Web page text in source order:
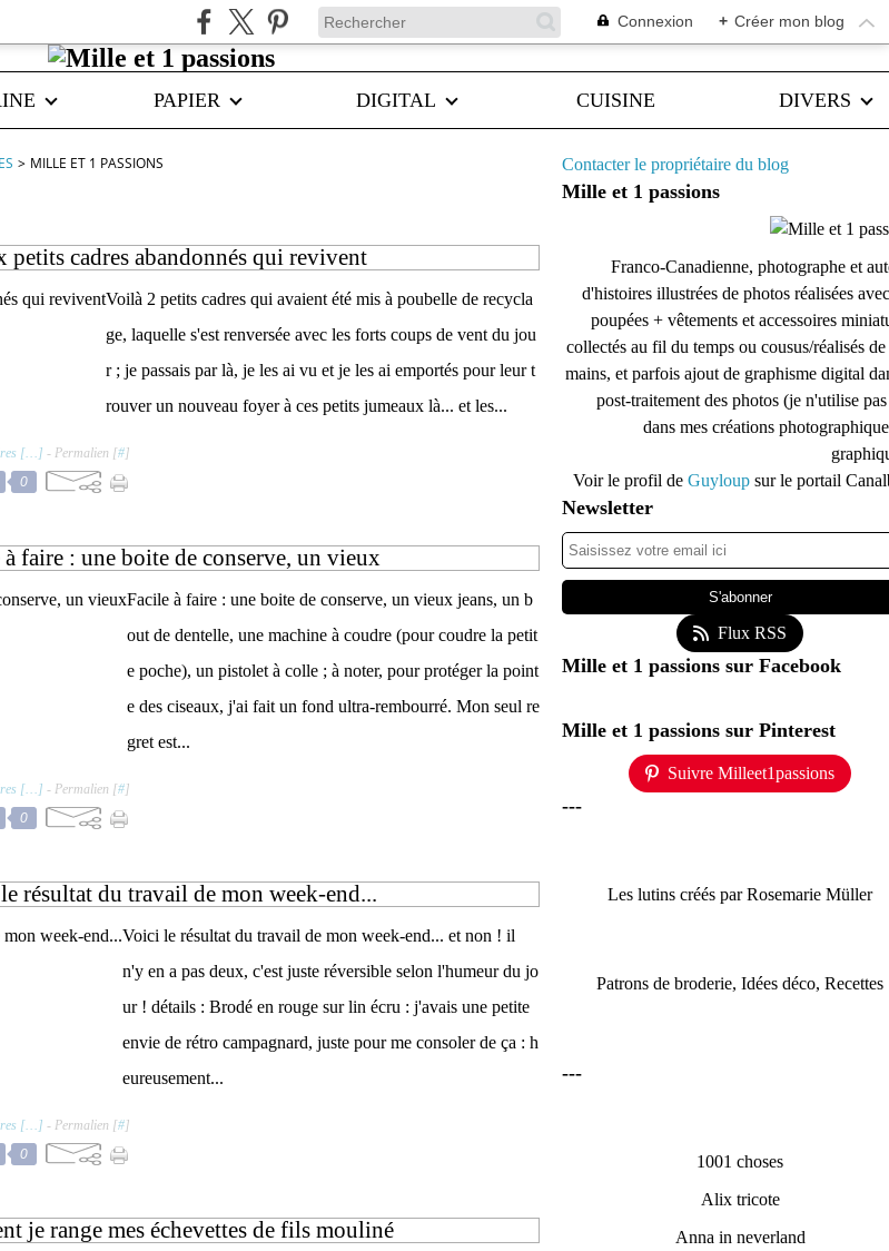
Connexion + Créer mon blog
PAPIER DIGITAL CUISINE DIVERS
> MILLE ET 1 PASSIONS
petits cadres abandonnés qui revivent
Voilà 2 petits cadres qui avaient été mis à poubelle de recycla
ge, laquelle s'est renversée avec les forts coups de vent du jou
r ; je passais par là, je les ai vu et je les ai emportés pour leur t
rouver un nouveau foyer à ces petits jumeaux là... et les...
[… ] - Permalien [#]
0
faire : une boite de conserve, un vieux
Facile à faire : une boite de conserve, un vieux jeans, un b
out de dentelle, une machine à coudre (pour coudre la petit
e poche), un pistolet à colle ; à noter, pour protéger la point
e des ciseaux, j'ai fait un fond ultra-rembourré. Mon seul re
gret est...
[… ] - Permalien [#]
0
résultat du travail de mon week-end...
Voici le résultat du travail de mon week-end... et non ! il
n'y en a pas deux, c'est juste réversible selon l'humeur du jo
ur ! détails : Brodé en rouge sur lin écru : j'avais une petite
envie de rétro campagnard, juste pour me consoler de ça : h
eureusement...
[… ] - Permalien [#]
0
je range mes échevettes de fils mouliné
Contacter le propriétaire du blog
Mille et 1 passions
Franco-Canadienne, photographe et
d'histoires illustrées de photos réalisées
poupées + vêtements et accessoires
collectés au fil du temps ou cousus/réalisés de
mains, et parfois ajout de graphisme digital
post-traitement des photos (je n'utilise
dans mes créations
Voir le profil de Guyloup sur le portail
Newsletter
Flux RSS
Mille et 1 passions sur Facebook
Mille et 1 passions sur Pinterest
Suivre Milleet1passions
---
Les lutins créés par Rosemarie Müller
Patrons de broderie, Idées déco, Recettes
---
1001 choses
Alix tricote
Anna in neverland